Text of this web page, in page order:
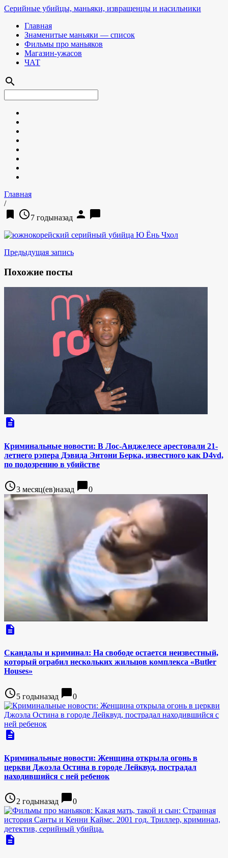
Серийные убийцы, маньяки, извращенцы и насильники
Главная
Знаменитые маньяки — список
Фильмы про маньяков
Магазин-ужасов
ЧАТ
search
Главная
/
bookmark access_time7 годыназад person chat_bubble
Предыдущая запись
Похожие посты
description
Криминальные новости: В Лос-Анджелесе арестовали 21-
летнего рэпера Дэвида Энтони Берка, известного как D4vd,
по подозрению в убийстве
access_time3 месяц(ев)назад chat_bubble0
description
Скандалы и криминал: На свободе остается неизвестный,
который ограбил нескольких жильцов комплекса «Butler
Houses»
access_time5 годыназад chat_bubble0
description
Криминальные новости: Женщина открыла огонь в
церкви Джоэла Остина в городе Лейквуд, пострадал
находившийся с ней ребенок
access_time2 годыназад chat_bubble0
description